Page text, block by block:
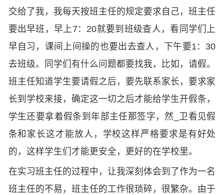
交给了我，我每天按班主任的规定要求自己，班主任
要出早班，早上7：20就要到班级查人，看同学们上
早自习，课间上间操的也要出去查人，下午要1：30
去班级。同学们有什么问题都要找我，比如，请假。
班主任知道学生要请假之后，要先联系家长，要求家
长到学校来接，确定这一切之后才能给学生开假条，
学生还要拿着假条到年部主任那签字，然_卫看见假
条和家长这才能放人，学校这样严格要求是有好处
的，这样学生们才能更安全，更好的在学校里。
在实习班主任的过程中，让我深刻体会到了作为一名
班主任的不易，班主任的工作很琐碎，很繁杂。由于